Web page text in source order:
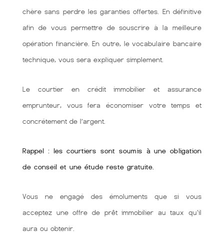
chère sans perdre les garanties offertes. En définitive
afin de vous permettre de souscrire à la meilleure
opération financière. En outre, le vocabulaire bancaire
technique, vous sera expliquer simplement.
Le courtier en crédit immobilier et assurance
emprunteur, vous fera économiser votre temps et
concrétement de l’argent.
Rappel : les courtiers sont soumis à une obligation
de conseil et une étude reste gratuite.
Vous ne engagé des émoluments que si vous
acceptez une offre de prêt immobilier au taux qu'il
aura ou obtenir.